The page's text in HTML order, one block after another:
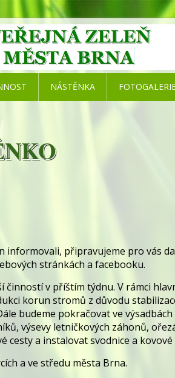
připravujeme pro vás
stránkách a facebooku.
činností v příštím týdnu. V rámci
korun stromů z důvodu
budeme pokračovat ve
výsevy letničkových záhonů,
cesty a instalovat svodnice a kovové
a ve středu města Brna.
NÁSTĚNKA